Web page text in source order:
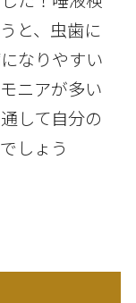
と、虫歯に
なりやすい
ニアが多い
して自分の
しょう